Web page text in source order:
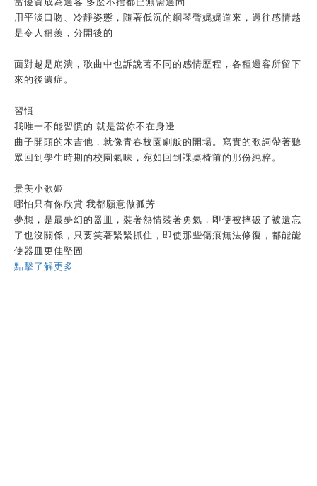
用平淡口吻、冷靜姿態，隨著低沉的鋼琴聲娓娓道來，過往感情越
是令人稱羨，分開後的
面對越是崩潰，歌曲中也訴說著不同的感情歷程，各種過客所留下
來的後遺症。
習慣
我唯一不能習慣的 就是當你不在身邊
曲子開頭的木吉他，就像青春校園劇般的開場。寫實的歌詞帶著聽
眾回到學生時期的校園氣味，宛如回到課桌椅前的那份純粹。
景美小歌姬
哪怕只有你欣賞 我都願意做孤芳
夢想，是最夢幻的器皿，裝著熱情裝著勇氣，即使被摔破了被遺忘
了也沒關係，只要笑著緊緊抓住，即使那些傷痕無法修復，都能能
使器皿更佳堅固
點擊了解更多